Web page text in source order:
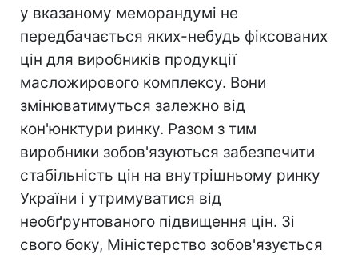
у вказаному меморандумі не
передбачається яких-небудь фіксованих
цін для виробників продукції
масложирового комплексу. Вони
змінюватимуться залежно від
кон'юнктури ринку. Разом з тим
виробники зобов'язуються забезпечити
стабільність цін на внутрішньому ринку
України і утримуватися від
необґрунтованого підвищення цін. Зі
свого боку, Міністерство зобов'язується